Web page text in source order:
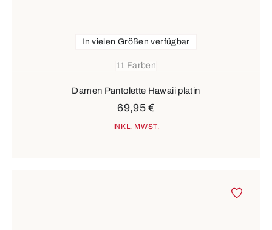
11 Farben
In vielen Größen verfügbar
Damen Pantolette Hawaii platin
69,95 €
INKL. MWST.